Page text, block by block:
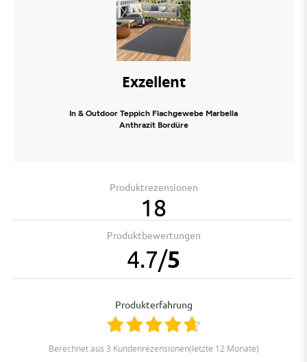
Exzellent
In & Outdoor Teppich Flachgewebe Marbella
Anthrazit Bordüre
Produktrezensionen
18
Produktbewertungen
4.7/5
Produkterfahrung
berechnet aus 3 Kundenrezensionen(letzte 12 Monate)